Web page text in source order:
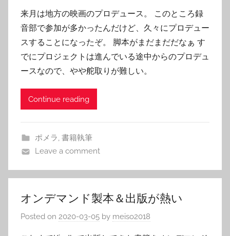
来月は地方の映画のプロデュース。 このところ録
音部で参加が多かったんだけど、久々にプロデュー
スすることになったぞ。 脚本がまだまだだなぁ す
でにプロジェクトは進んでいる途中からのプロデュ
ースなので、やや舵取りが難しい。
Continue reading
ポメラ, 書籍執筆
Leave a comment
オンデマンド製本＆出版が熱い
Posted on 2020-03-05 by meiso2018